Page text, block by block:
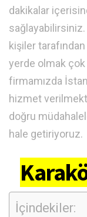
dakikalar
sağlayabilirsiniz.
kişiler
yerde olmak
firmamızda
hizmet
doğru
hale getiriyoruz.
İçindekiler: